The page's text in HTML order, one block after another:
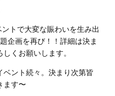
トで大変な賑わいを生み出
企画を再び！！詳細は決ま
しくお願いします。
ベント続々。決まり次第皆
ます〜